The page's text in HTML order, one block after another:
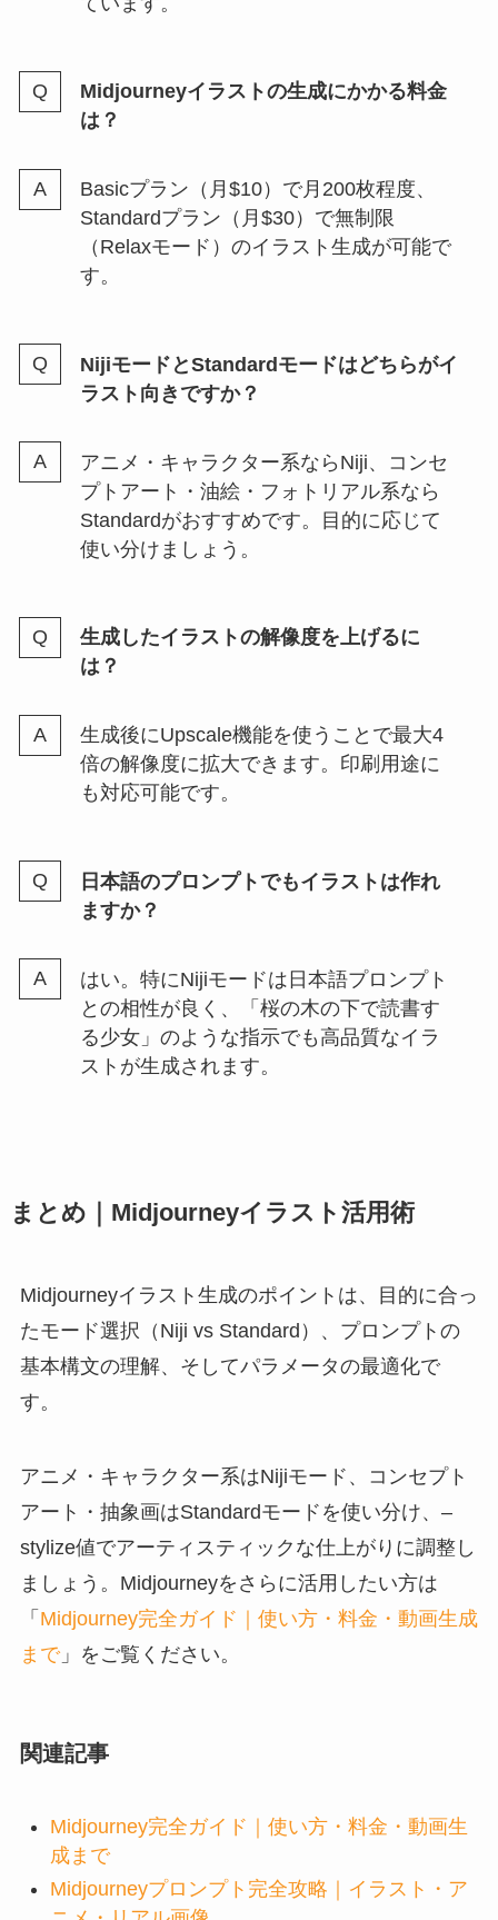
Midjourneyイラストの生成にかかる料金
は？
Basicプラン（月$10）で月200枚程度、
Standardプラン（月$30）で無制限
（Relaxモード）のイラスト生成が可能で
す。
NijiモードとStandardモードはどちらがイ
ラスト向きですか？
アニメ・キャラクター系ならNiji、コンセ
プトアート・油絵・フォトリアル系なら
Standardがおすすめです。目的に応じて
使い分けましょう。
生成したイラストの解像度を上げるに
は？
生成後にUpscale機能を使うことで最大4
倍の解像度に拡大できます。印刷用途に
も対応可能です。
日本語のプロンプトでもイラストは作れ
ますか？
はい。特にNijiモードは日本語プロンプト
との相性が良く、「桜の木の下で読書す
る少女」のような指示でも高品質なイラ
ストが生成されます。
まとめ｜Midjourneyイラスト活用術
Midjourneyイラスト生成のポイントは、目的に合っ
たモード選択（Niji vs Standard）、プロンプトの
基本構文の理解、そしてパラメータの最適化で
す。
アニメ・キャラクター系はNijiモード、コンセプト
アート・抽象画はStandardモードを使い分け、–
stylize値でアーティスティックな仕上がりに調整し
ましょう。Midjourneyをさらに活用したい方は
「 Midjourney完全ガイド｜使い方・料金・動画生成
まで」をご覧ください。
関連記事
Midjourney完全ガイド｜使い方・料金・動画生
成まで
Midjourneyプロンプト完全攻略｜イラスト・ア